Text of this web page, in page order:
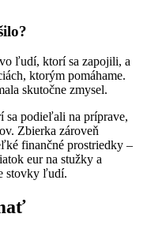
ľudí, ktorí sa zapojili, a
ktorým pomáhame.
skutočne zmysel.
sa podieľali na príprave,
Zbierka zároveň
finančné prostriedky –
eur na stužky a
stovky ľudí.